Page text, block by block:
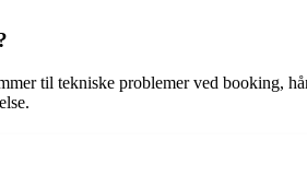
til tekniske problemer ved booking,